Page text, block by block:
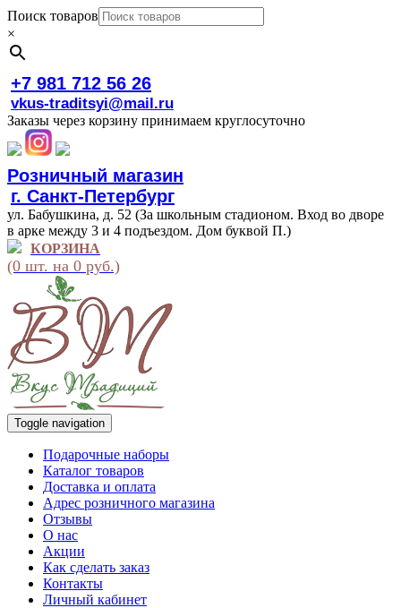
Поиск товаров
×
+7 981 712 56 26
vkus-traditsyi@mail.ru
Заказы через корзину принимаем круглосуточно
Розничный магазин
г. Санкт-Петербург
ул. Бабушкина, д. 52 (За школьным стадионом. Вход во дворе
в арке между 3 и 4 подъездом. Дом буквой П.)
КОРЗИНА
(0 шт. на 0 руб.)
Toggle navigation
Подарочные наборы
Каталог товаров
Доставка и оплата
Адрес розничного магазина
Отзывы
О нас
Акции
Как сделать заказ
Контакты
Личный кабинет